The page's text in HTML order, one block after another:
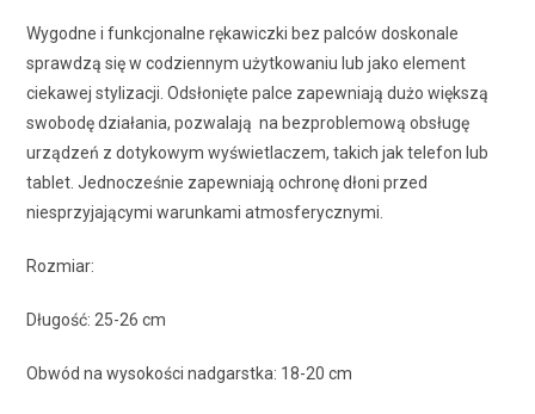
Wygodne i funkcjonalne rękawiczki bez palców doskonale
sprawdzą się w codziennym użytkowaniu lub jako element
ciekawej stylizacji. Odsłonięte palce zapewniają dużo większą
swobodę działania, pozwalają na bezproblemową obsługę
urządzeń z dotykowym wyświetlaczem, takich jak telefon lub
tablet. Jednocześnie zapewniają ochronę dłoni przed
niesprzyjającymi warunkami atmosferycznymi.
Rozmiar:
Długość: 25-26 cm
Obwód na wysokości nadgarstka: 18-20 cm